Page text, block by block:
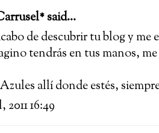
said...
de descubrir tu blog y
tendrás en tus manos,
allí donde estés,
2011 16:49